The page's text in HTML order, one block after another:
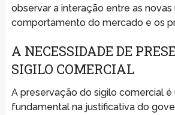
observar a interação entre as novas
comportamento do mercado e os
A NECESSIDADE DE
SIGILO COMERCIAL
A preservação do sigilo comercial
fundamental na justificativa do